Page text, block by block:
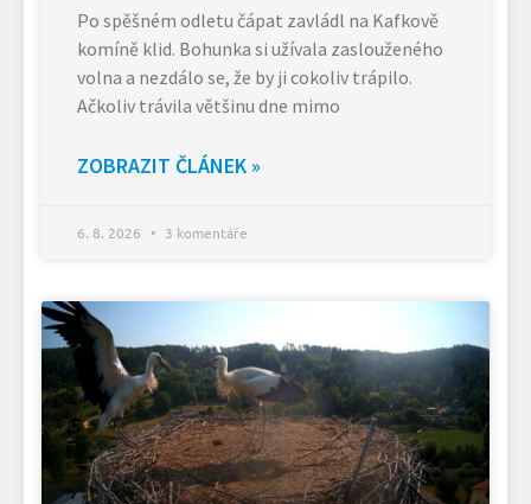
Po spěšném odletu čápat zavládl na Kafkově
komíně klid. Bohunka si užívala zaslouženého
volna a nezdálo se, že by ji cokoliv trápilo.
Ačkoliv trávila většinu dne mimo
ZOBRAZIT ČLÁNEK »
6. 8. 2026 3 komentáře